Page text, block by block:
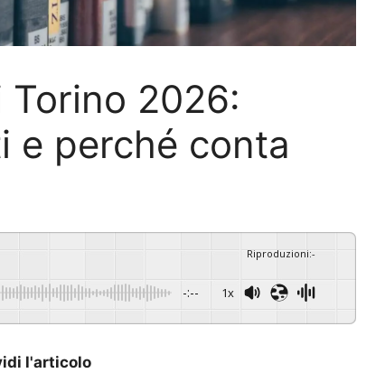
2026:
e perché conta
Riproduzioni:-
-:-- 1x
l'articolo